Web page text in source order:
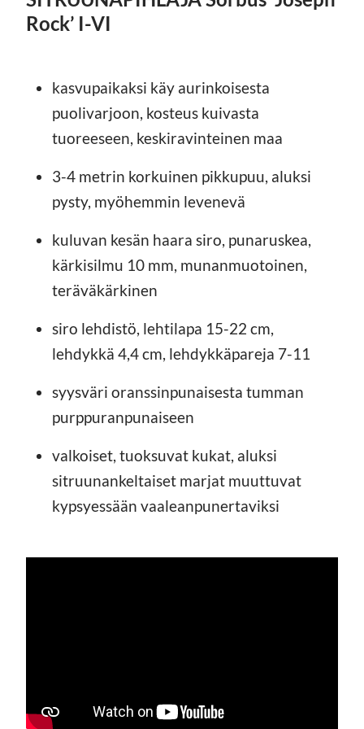
Rock’ I-VI
kasvupaikaksi käy aurinkoisesta
puolivarjoon, kosteus kuivasta
tuoreeseen, keskiravinteinen maa
3-4 metrin korkuinen pikkupuu, aluksi
pysty, myöhemmin levenevä
kuluvan kesän haara siro, punaruskea,
kärkisilmu 10 mm, munanmuotoinen,
teräväkärkinen
siro lehdistö, lehtilapa 15-22 cm,
lehdykkä 4,4 cm, lehdykkäpareja 7-11
syysväri oranssinpunaisesta tumman
purppuranpunaiseen
valkoiset, tuoksuvat kukat, aluksi
sitruunankeltaiset marjat muuttuvat
kypsyessään vaaleanpunertaviksi